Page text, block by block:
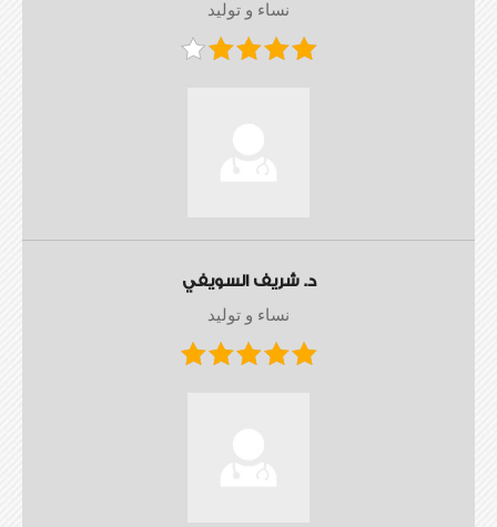
نساء و توليد
د. شريف السويفي
نساء و توليد